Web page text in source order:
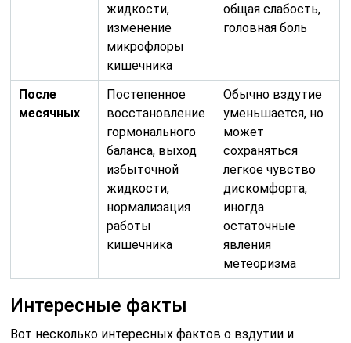
жидкости,
изменение
микрофлоры
кишечника
общая слабость,
головная боль
После
месячных
Постепенное
восстановление
гормонального
баланса, выход
избыточной
жидкости,
нормализация
работы
кишечника
Обычно вздутие
уменьшается, но
может
сохраняться
легкое чувство
дискомфорта,
иногда
остаточные
явления
метеоризма
Интересные факты
Вот несколько интересных фактов о вздутии и